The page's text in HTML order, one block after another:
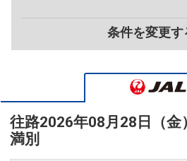
条件を変更
往路2026年08月28日（金）
満別